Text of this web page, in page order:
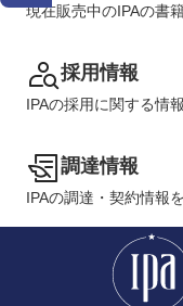
現在販売中のIPAの書
採用情報
IPAの採用に関する情
調達情報
IPAの調達・契約情報